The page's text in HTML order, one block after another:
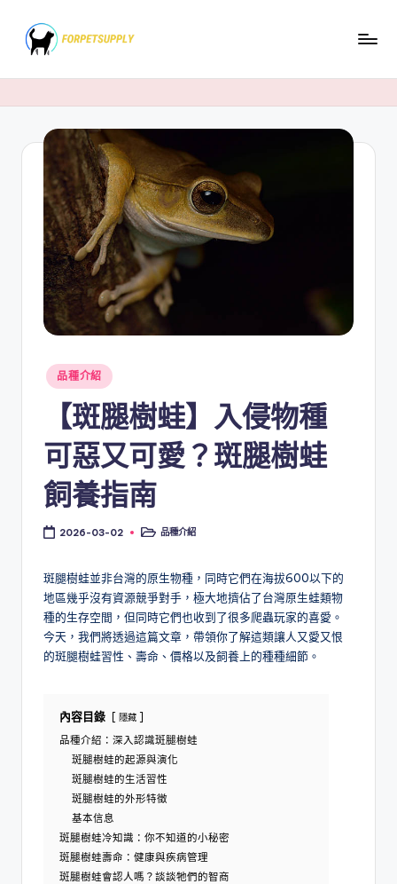
content
Posted
in
品種介紹
【斑腿樹蛙】入侵物種
可惡又可愛？斑腿樹蛙
飼養指南
2026-03-02
Posted品種介紹
斑腿樹蛙並非台灣的原生物種，同時它們在海拔600以下的
地區幾乎沒有資源競爭對手，極大地擠佔了台灣原生蛙類物
種的生存空間，但同時它們也收到了很多爬蟲玩家的喜愛。
今天，我們將透過這篇文章，帶領你了解這類讓人又愛又恨
的斑腿樹蛙習性、壽命、價格以及飼養上的種種細節。
內容目錄 隱藏
品種介紹：深入認識斑腿樹蛙
斑腿樹蛙的起源與演化
斑腿樹蛙的生活習性
斑腿樹蛙的外形特徵
基本信息
斑腿樹蛙冷知識：你不知道的小秘密
斑腿樹蛙壽命：健康與疾病管理
斑腿樹蛙會認人嗎？談談牠們的智商